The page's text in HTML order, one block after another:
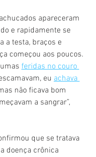
apareceram
e rapidamente se
a testa, braços e
começou aos poucos.
feridas no couro
eu achava
não ficava bom
a sangrar”,
que se tratava
doença crônica